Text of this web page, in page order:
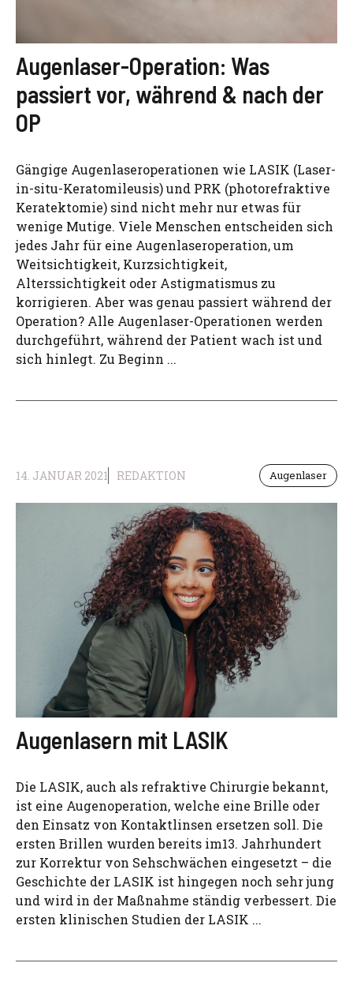
Augenlaser-Operation: Was
passiert vor, während & nach der
OP
Gängige Augenlaseroperationen wie LASIK (Laser-
in-situ-Keratomileusis) und PRK (photorefraktive
Keratektomie) sind nicht mehr nur etwas für
wenige Mutige. Viele Menschen entscheiden sich
jedes Jahr für eine Augenlaseroperation, um
Weitsichtigkeit, Kurzsichtigkeit,
Alterssichtigkeit oder Astigmatismus zu
korrigieren. Aber was genau passiert während der
Operation? Alle Augenlaser-Operationen werden
durchgeführt, während der Patient wach ist und
sich hinlegt. Zu Beginn ...
14. JANUAR 2021 REDAKTION Augenlaser
Augenlasern mit LASIK
Die LASIK, auch als refraktive Chirurgie bekannt,
ist eine Augenoperation, welche eine Brille oder
den Einsatz von Kontaktlinsen ersetzen soll. Die
ersten Brillen wurden bereits im13. Jahrhundert
zur Korrektur von Sehschwächen eingesetzt – die
Geschichte der LASIK ist hingegen noch sehr jung
und wird in der Maßnahme ständig verbessert. Die
ersten klinischen Studien der LASIK ...